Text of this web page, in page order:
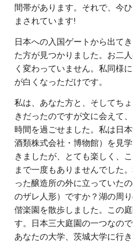
間帯があります。それで、今
まされています!
日本への入国ゲートから出て
た方が見つかりました。お二
く変わっていません。私同様
が白くなっただけです。
私は、あなた方と、そしてち
きだったのですが文に会えて
時間を過ごせました。私は日
酒類株式会社・博物館）を見
きましたが、とても楽しく、
まで一度もありませんでした
った醸造所の外に立っていた
のザレ人形）ですか？湖の周
偕楽園を散歩しました。この
す。日本三大庭園の一つなの
あなたの大学、茨城大学に行き